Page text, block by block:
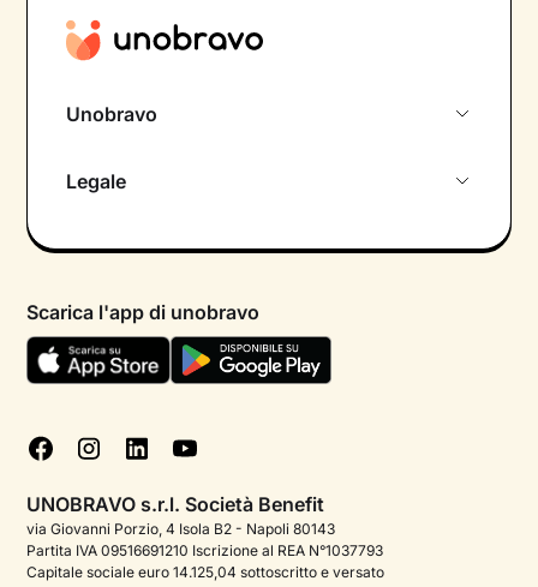
Unobravo
Psicologo in chat
Aiuto urgente
FAQ
Podcast di psicologia
Corporate
Legale
Termini e condizioni
Informativa Privacy
Cookie policy
Gestisci cookie
Scarica l'app di unobravo
UNOBRAVO s.r.l. Società Benefit
via Giovanni Porzio, 4 Isola B2 - Napoli 80143
Partita IVA 09516691210 Iscrizione al REA N°1037793
Capitale sociale euro 14.125,04 sottoscritto e versato